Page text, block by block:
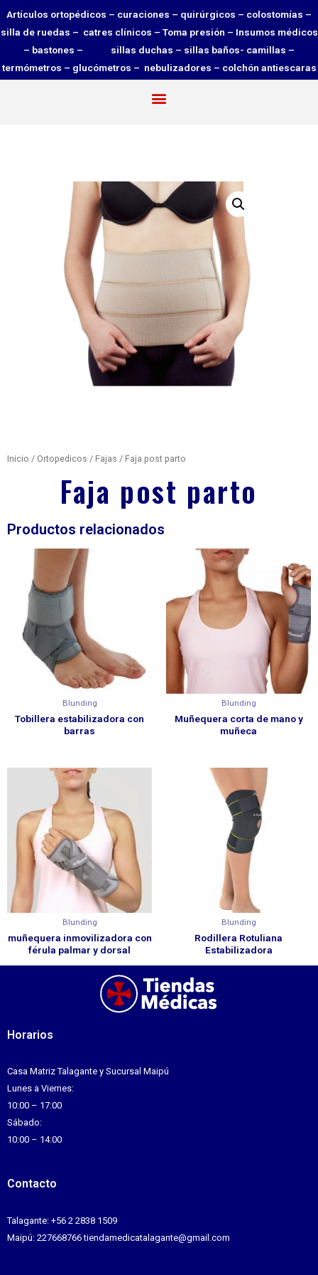
Artículos ortopédicos – curaciones – quirúrgicos – colostomías –
silla de ruedas – catres clínicos – Toma presión – Insumos médicos
– bastones – sillas duchas – sillas baños- camillas –
termómetros – glucómetros – nebulizadores – colchón antiescaras
Inicio / Ortopedicos / Fajas / Faja post parto
Faja post parto
Productos relacionados
Blunding
Tobillera estabilizadora con
barras
Blunding
Muñequera corta de mano y
muñeca
Blunding
muñequera inmovilizadora con
férula palmar y dorsal
Blunding
Rodillera Rotuliana
Estabilizadora
Horarios
Casa Matriz Talagante y Sucursal Maipú
Lunes a Viernes:
10:00 – 17:00
Sábado:
10:00 – 14:00
Contacto
Talagante: +56 2 2838 1509
Maipú: 227668766 tiendamedicatalagante@gmail.com